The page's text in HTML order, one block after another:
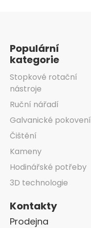
Populární
kategorie
Stopkové rotační
nástroje
Ruční nářadí
Galvanické pokovení
Čištění
Kameny
Hodinářské potřeby
3D technologie
Kontakty
Prodejna